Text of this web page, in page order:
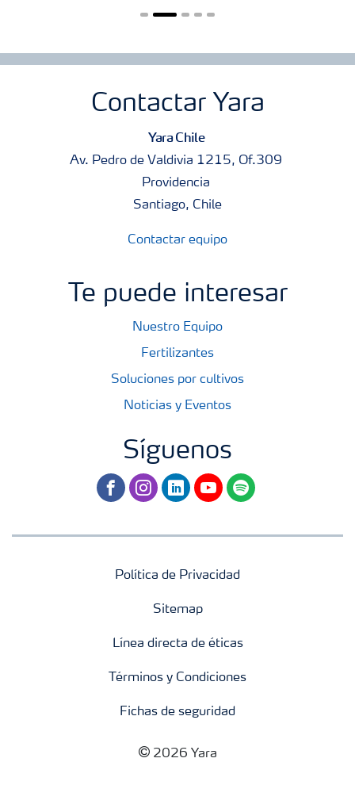
Contactar Yara
Yara Chile
Av. Pedro de Valdivia 1215, Of.309
Providencia
Santiago, Chile
Contactar equipo
Te puede interesar
Nuestro Equipo
Fertilizantes
Soluciones por cultivos
Noticias y Eventos
Síguenos
facebookinstagram
linkedinyoutubespotify
Política de Privacidad
Sitemap
Línea directa de éticas
Términos y Condiciones
Fichas de seguridad
2026 Yara